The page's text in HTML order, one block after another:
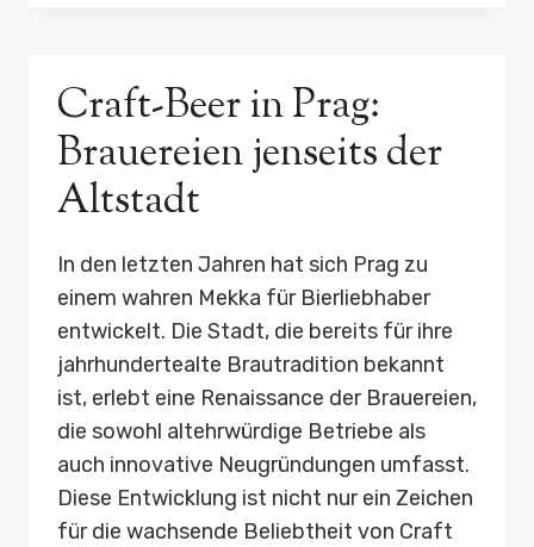
AUTO
Craft-Beer in Prag:
Brauereien jenseits der
Altstadt
In den letzten Jahren hat sich Prag zu
einem wahren Mekka für Bierliebhaber
entwickelt. Die Stadt, die bereits für ihre
jahrhundertealte Brautradition bekannt
ist, erlebt eine Renaissance der Brauereien,
die sowohl altehrwürdige Betriebe als
auch innovative Neugründungen umfasst.
Diese Entwicklung ist nicht nur ein Zeichen
für die wachsende Beliebtheit von Craft